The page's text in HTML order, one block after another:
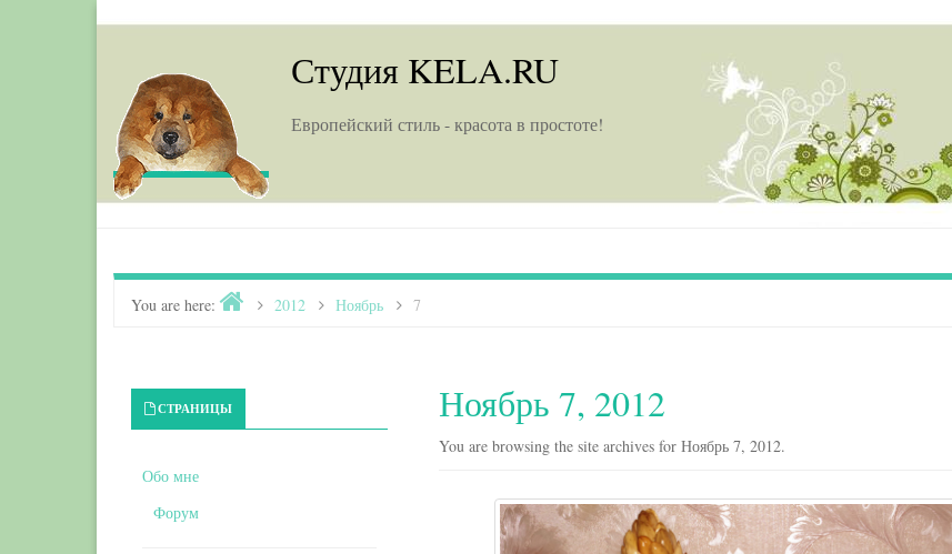
Студия KELA.RU
Европейский стиль - красота в простоте!
You are here: Home2012 Ноябрь 7
Ноябрь 7, 2012
You are browsing the site archives for Ноябрь 7, 2012.
Primary Sidebar
СТРАНИЦЫ
Обо мне
Форум